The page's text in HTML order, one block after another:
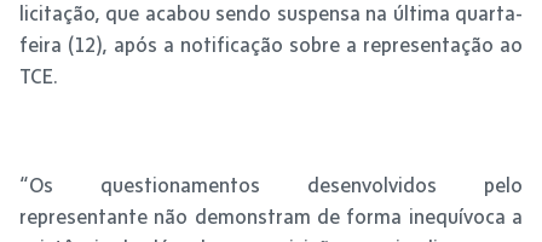
licitação, que acabou sendo suspensa na última quarta-
feira (12), após a notificação sobre a representação ao
TCE.
“Os questionamentos desenvolvidos pelo
representante não demonstram de forma inequívoca a